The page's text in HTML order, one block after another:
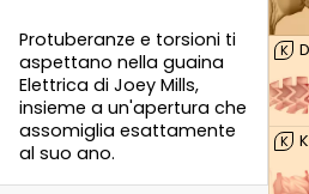
K
K
Protuberanze e torsioni ti
aspettano nella guaina
Elettrica di Joey Mills,
insieme a un'apertura che
assomiglia esattamente
al suo ano.